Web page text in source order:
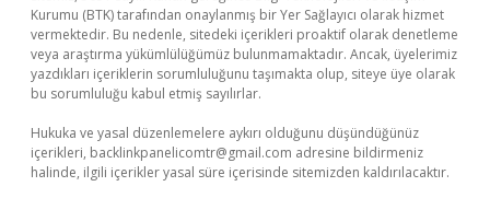
Kurumu (BTK) tarafından onaylanmış bir Yer Sağlayıcı olarak hizmet
vermektedir. Bu nedenle, sitedeki içerikleri proaktif olarak denetleme
veya araştırma yükümlülüğümüz bulunmamaktadır. Ancak, üyelerimiz
yazdıkları içeriklerin sorumluluğunu taşımakta olup, siteye üye olarak
bu sorumluluğu kabul etmiş sayılırlar.
Hukuka ve yasal düzenlemelere aykırı olduğunu düşündüğünüz
içerikleri, backlinkpanelicomtr@gmail.com adresine bildirmeniz
halinde, ilgili içerikler yasal süre içerisinde sitemizden kaldırılacaktır.